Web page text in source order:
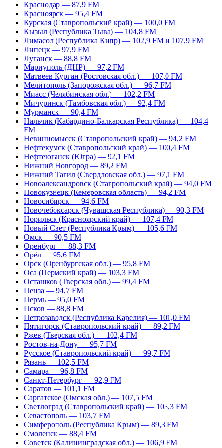
Краснодар — 87,9 FM
Красноярск — 95,4 FM
Курская (Ставропольский край) — 100,0 FM
Кызыл (Республика Тыва) — 104,8 FM
Лимасол (Республика Кипр) — 102,9 FM и 107,9 FM
Липецк — 97,9 FM
Луганск — 88,8 FM
Мариуполь (ДНР) — 97,2 FM
Матвеев Курган (Ростовская обл.) — 107,0 FM
Мелитополь (Запорожская обл.) — 96,7 FM
Миасс (Челябинская обл.) — 102,2 FM
Мичуринск (Тамбовская обл.) — 92,4 FM
Мурманск — 90,4 FM
Нальчик (Кабардино-Балкарская Республика) — 104,4
FM
Невинномысск (Ставропольский край) — 94,2 FM
Нефтекумск (Ставропольский край) — 100,4 FM
Нефтеюганск (Югра) — 92,1 FM
Нижний Новгород — 89,2 FM
Нижний Тагил (Свердловская обл.) — 97,1 FM
Новоалександровск (Ставропольский край) — 94,0 FM
Новокузнецк (Кемеровская область) — 94,2 FM
Новосибирск — 94,6 FM
Новочебоксарск (Чувашская Республика) — 90,3 FM
Норильск (Красноярский край) — 107,4 FM
Новый Свет (Республика Крым) — 105,6 FM
Омск — 90,5 FM
Оренбург — 88,3 FM
Орёл — 95,6 FM
Орск (Оренбургская обл.) — 95,8 FM
Оса (Пермский край) — 103,3 FM
Осташков (Тверская обл.) — 99,4 FM
Пенза — 94,7 FM
Пермь — 95,0 FM
Псков — 88,8 FM
Петрозаводск (Республика Карелия) — 101,0 FM
Пятигорск (Ставропольский край) — 89,2 FM
Ржев (Тверская обл.) — 102,4 FM
Ростов-на-Дону — 95,7 FM
Русское (Ставропольский край) — 99,7 FM
Рязань — 102,5 FM
Самара — 96,8 FM
Санкт-Петербург — 92,9 FM
Саратов — 101,1 FM
Саргатское (Омская обл.) — 107,5 FM
Светлоград (Ставропольский край) — 103,3 FM
Севастополь — 103,7 FM
Симферополь (Республика Крым) — 89,3 FM
Смоленск — 88,4 FM
Советск (Калининградская обл.) — 106,9 FM